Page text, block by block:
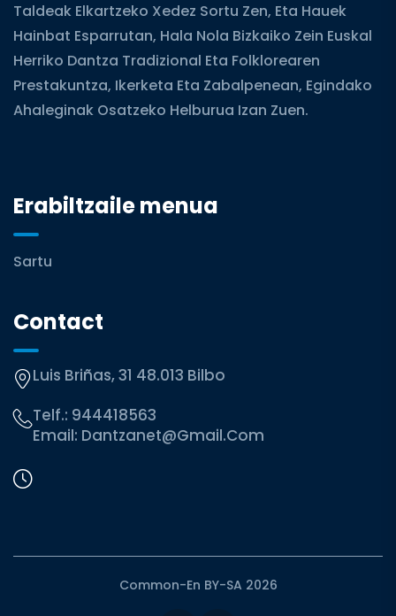
Taldeak Elkartzeko Xedez Sortu Zen, Eta Hauek
Hainbat Esparrutan, Hala Nola Bizkaiko Zein Euskal
Herriko Dantza Tradizional Eta Folklorearen
Prestakuntza, Ikerketa Eta Zabalpenean, Egindako
Ahaleginak Osatzeko Helburua Izan Zuen.
Erabiltzaile menua
Sartu
Contact
Luis Briñas, 31 48.013 Bilbo
Telf.: 944418563
Email: Dantzanet@gmail.com
Common-En BY-SA 2026